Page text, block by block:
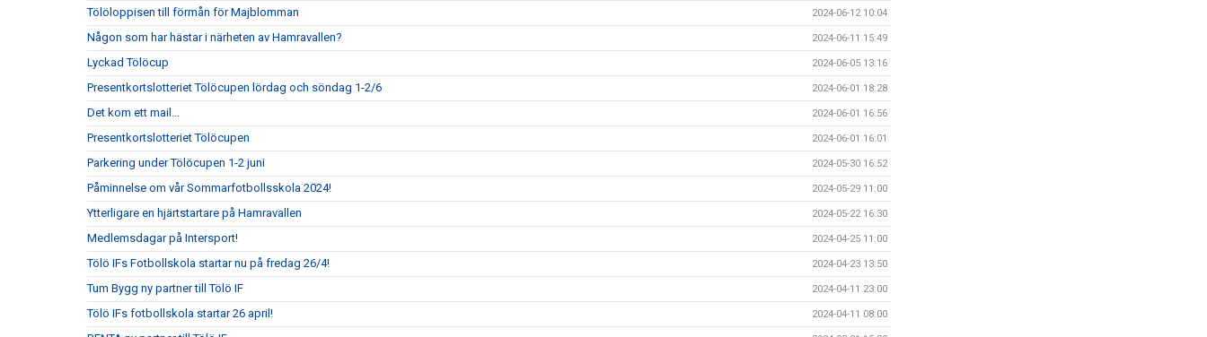
Tölöloppisen till förmån för Majblomman 2024-06-12 10:04
Någon som har hästar i närheten av Hamravallen? 2024-06-11 15:49
Lyckad Tölöcup 2024-06-05 13:16
Presentkortslotteriet Tölöcupen lördag och söndag 1-2/6 2024-06-01 18:28
Det kom ett mail... 2024-06-01 16:56
Presentkortslotteriet Tölöcupen 2024-06-01 16:01
Parkering under Tölöcupen 1-2 juni 2024-05-30 16:52
Påminnelse om vår Sommarfotbollsskola 2024! 2024-05-29 11:00
Ytterligare en hjärtstartare på Hamravallen 2024-05-22 16:30
Medlemsdagar på Intersport! 2024-04-25 11:00
Tölö IFs Fotbollskola startar nu på fredag 26/4! 2024-04-23 13:50
Tum Bygg ny partner till Tölö IF 2024-04-11 23:00
Tölö IFs fotbollskola startar 26 april! 2024-04-11 08:00